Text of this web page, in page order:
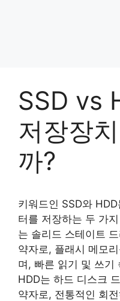
SSD vs
저장장
까?
키워드인 SSD와
터를 저장하는 두 가
는 솔리드 스테이트
약자로, 플래시 메모
며, 빠른 읽기 및 쓰기
HDD는 하드 디스크
약자로, 전통적인 회